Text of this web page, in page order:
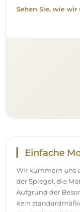
Ihnen die Freiheit,
Reinigung
Für einen
und warmes